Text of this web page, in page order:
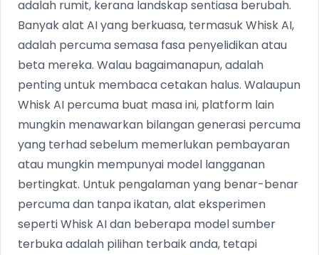
adalah rumit, kerana landskap sentiasa berubah.
Banyak alat AI yang berkuasa, termasuk Whisk AI,
adalah percuma semasa fasa penyelidikan atau
beta mereka. Walau bagaimanapun, adalah
penting untuk membaca cetakan halus. Walaupun
Whisk AI percuma buat masa ini, platform lain
mungkin menawarkan bilangan generasi percuma
yang terhad sebelum memerlukan pembayaran
atau mungkin mempunyai model langganan
bertingkat. Untuk pengalaman yang benar-benar
percuma dan tanpa ikatan, alat eksperimen
seperti Whisk AI dan beberapa model sumber
terbuka adalah pilihan terbaik anda, tetapi